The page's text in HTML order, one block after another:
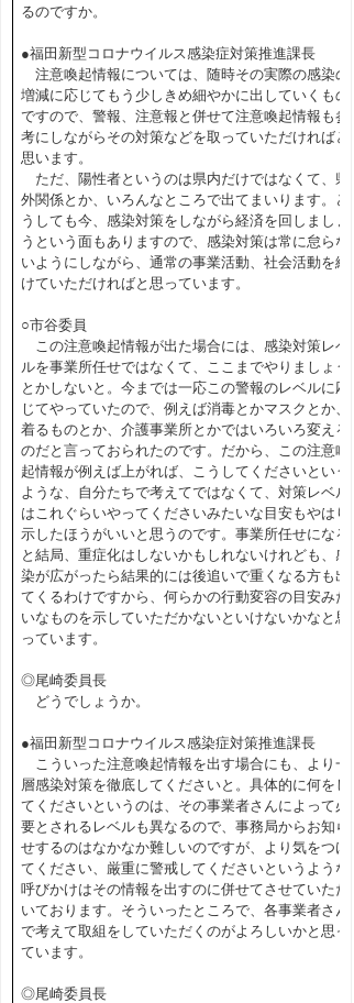
るのですか。
●福田新型コロナウイルス感染症対策推進課長
注意喚起情報については、随時その実際の感染の
増減に応じてもう少しきめ細やかに出していくもの
ですので、警報、注意報と併せて注意喚起情報も参
考にしながらその対策などを取っていただければと
思います。
ただ、陽性者というのは県内だけではなくて、県
外関係とか、いろんなところで出てまいります。ど
うしても今、感染対策をしながら経済を回しましょ
うという面もありますので、感染対策は常に怠らな
いようにしながら、通常の事業活動、社会活動を続
けていただければと思っています。
○市谷委員
この注意喚起情報が出た場合には、感染対策レベ
ルを事業所任せではなくて、ここまでやりましょう
とかしないと。今までは一応この警報のレベルに応
じてやっていたので、例えば消毒とかマスクとか、
着るものとか、介護事業所とかではいろいろ変える
のだと言っておられたのです。だから、この注意喚
起情報が例えば上がれば、こうしてくださいという
ような、自分たちで考えてではなくて、対策レベル
はこれぐらいやってくださいみたいな目安もやはり
示したほうがいいと思うのです。事業所任せになる
と結局、重症化はしないかもしれないけれども、感
染が広がったら結果的には後追いで重くなる方も出
てくるわけですから、何らかの行動変容の目安みた
いなものを示していただかないといけないかなと思
っています。
◎尾崎委員長
どうでしょうか。
●福田新型コロナウイルス感染症対策推進課長
こういった注意喚起情報を出す場合にも、より一
層感染対策を徹底してくださいと。具体的に何をし
てくださいというのは、その事業者さんによって必
要とされるレベルも異なるので、事務局からお知ら
せするのはなかなか難しいのですが、より気をつけ
てください、厳重に警戒してくださいというような
呼びかけはその情報を出すのに併せてさせていただ
いております。そういったところで、各事業者さん
で考えて取組をしていただくのがよろしいかと思っ
ています。
◎尾崎委員長